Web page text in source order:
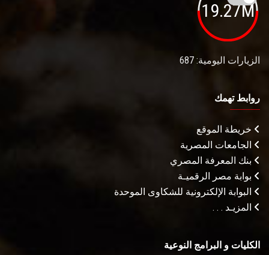
19.27M
الزيارات اليومية: 687
روابط تهمك
خريطة الموقع
الجامعات المصرية
بنك المعرفة المصري
بوابة مصر الرقميـة
البوابة الإلكترونية للشكاوى الموحدة
المزيـد . . .
الكليات و البرامج النوعية